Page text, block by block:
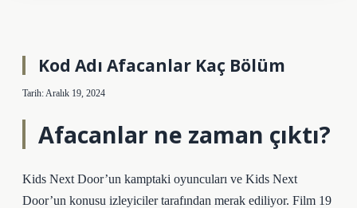
Kod Adı Afacanlar Kaç Bölüm
Tarih: Aralık 19, 2024
Afacanlar ne zaman çıktı?
Kids Next Door’un kamptaki oyuncuları ve Kids Next
Door’un konusu izleyiciler tarafından merak ediliyor. Film 19